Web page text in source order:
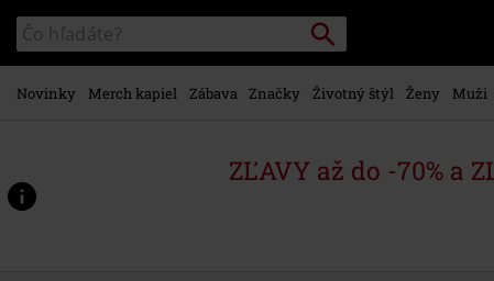
na
hlavný
obsah
Katalóg
vyhľadávania
Vyhľadávanie
Novinky Merch kapiel Zábava Značky Životný štýl Ženy Muži
ZĽAVY až do -70% a